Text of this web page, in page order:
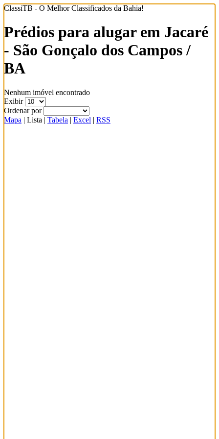
ClassiTB - O Melhor Classificados da Bahia!
Prédios para alugar em Jacaré
- São Gonçalo dos Campos /
BA
Nenhum imóvel encontrado
Exibir
Ordenar por
Mapa | Lista | Tabela | Excel | RSS